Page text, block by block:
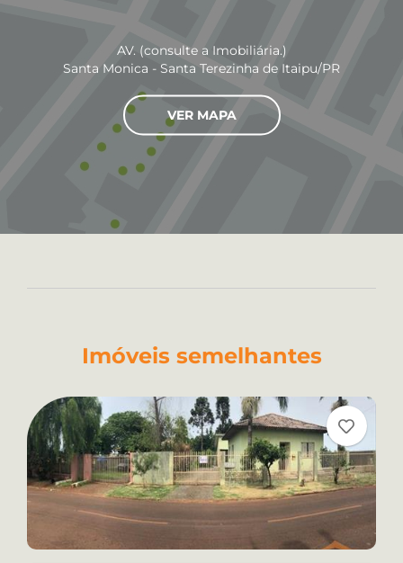
AV. (consulte a Imobiliária.)
Santa Monica - Santa Terezinha de Itaipu/PR
VER MAPA
Imóveis semelhantes